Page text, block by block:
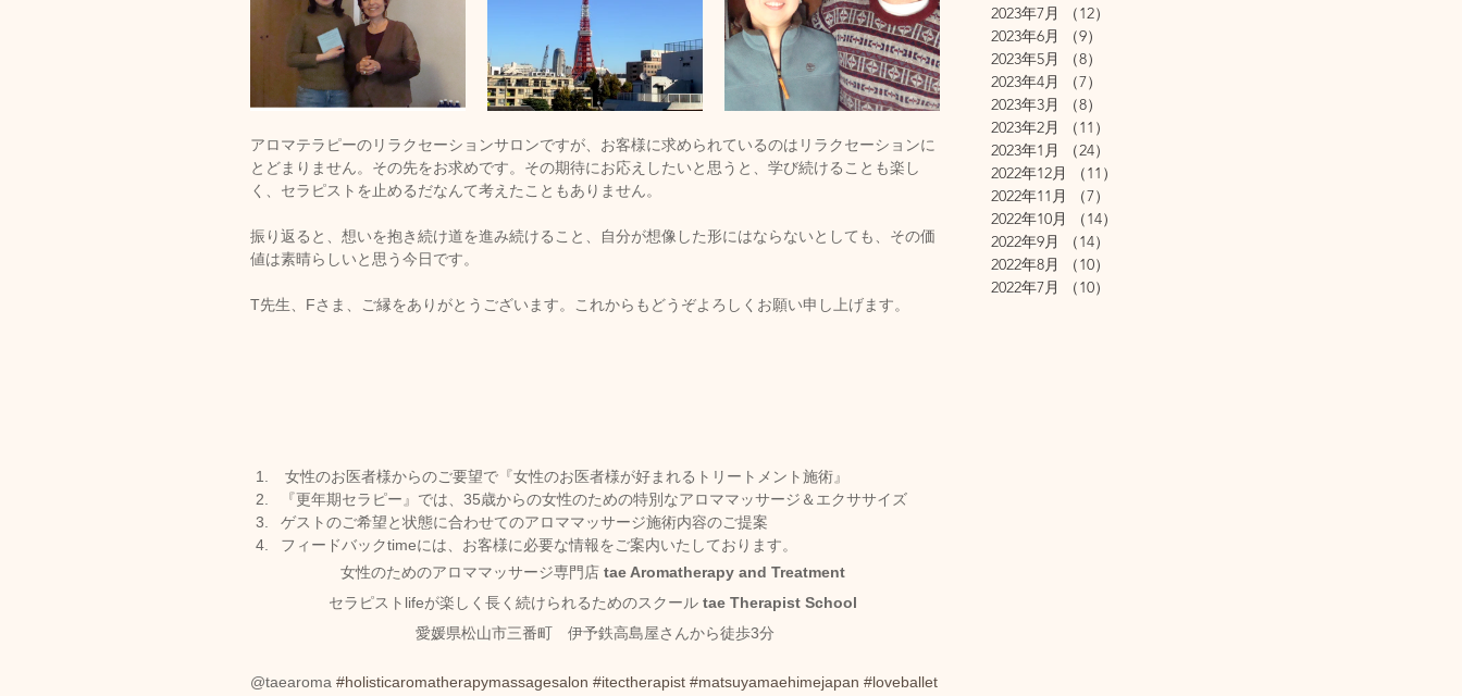
アロマテラピーのリラクセーションサロンですが、お客様に求められているのはリラクセーションに
とどまりません。その先をお求めです。その期待にお応えしたいと思うと、学び続けることも楽し
く、セラピストを止めるだなんて考えたこともありません。
振り返ると、想いを抱き続け道を進み続けること、自分が想像した形にはならないとしても、その価
値は素晴らしいと思う今日です。
T先生、Fさま、ご縁をありがとうございます。これからもどうぞよろしくお願い申し上げます。
女性のお医者様からのご要望で『女性のお医者様が好まれるトリートメント施術』
『更年期セラピー』では、35歳からの女性のための特別なアロママッサージ＆エクササイズ
ゲストのご希望と状態に合わせてのアロママッサージ施術内容のご提案
フィードバックtimeには、お客様に必要な情報をご案内いたしております。
女性のためのアロママッサージ専門店 tae Aromatherapy and Treatment
セラピストlifeが楽しく長く続けられるためのスクール tae Therapist School
愛媛県松山市三番町　伊予鉄高島屋さんから徒歩3分
@taearoma #holisticaromatherapymassagesalon #itectherapist #matsuyamaehimejapan #loveballet
2023年7月
（12）
2023年6月
（9）
2023年5月
（8）
2023年4月
（7）
2023年3月
（8）
2023年2月
（11）
2023年1月
（24）
2022年12月
（11）
2022年11月
（7）
2022年10月
（14）
2022年9月
（14）
2022年8月
（10）
2022年7月
（10）